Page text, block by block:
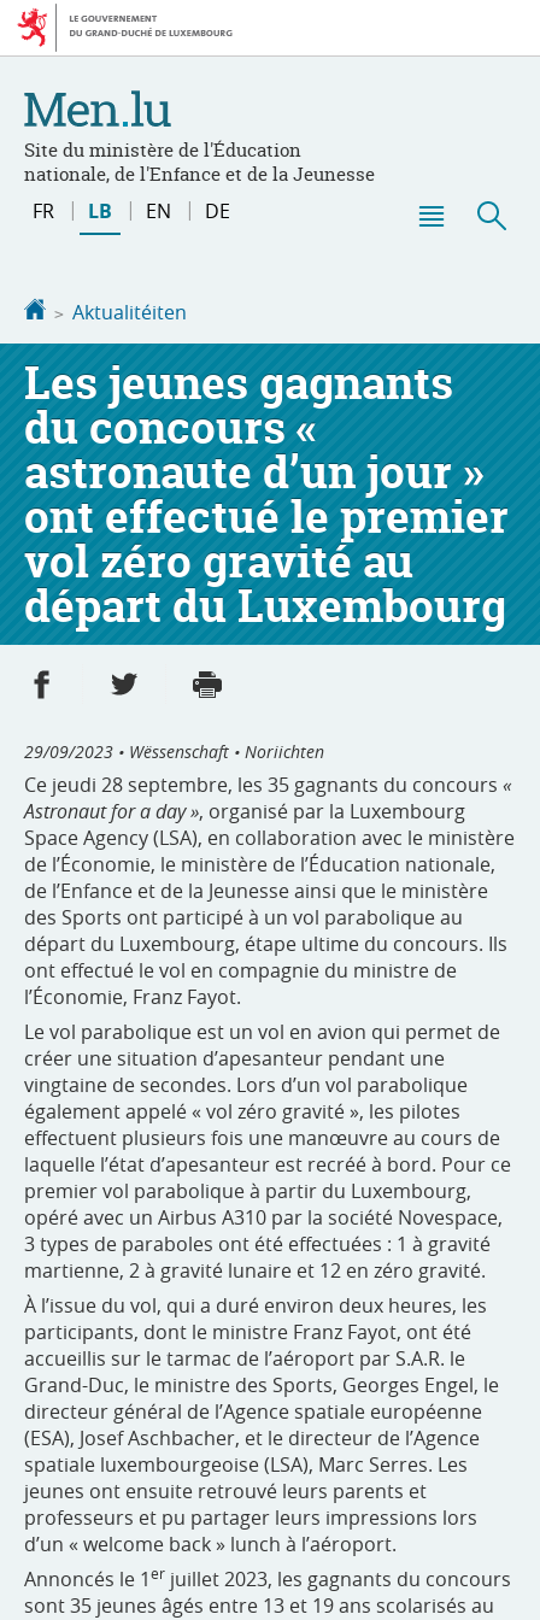
Bei
den
Aller
au
Site du ministère de l'Éducation
nationale, de l'Enfance et de la Jeunesse
Changer
FR LB EN DE
Startsäit
Aktualitéiten
Les jeunes gagnants
du concours «
astronaute d’un jour »
ont effectué le premier
vol zéro gravité au
départ du Luxembourg
Partager sur Facebook
Partager sur Twitter
29/09/2023 • Wëssenschaft • Noriichten
Ce jeudi 28 septembre, les 35 gagnants du concours «
Astronaut for a day », organisé par la Luxembourg
Space Agency (LSA), en collaboration avec le ministère
de l’Économie, le ministère de l’Éducation nationale,
de l’Enfance et de la Jeunesse ainsi que le ministère
des Sports ont participé à un vol parabolique au
départ du Luxembourg, étape ultime du concours. Ils
ont effectué le vol en compagnie du ministre de
l’Économie, Franz Fayot.
Le vol parabolique est un vol en avion qui permet de
créer une situation d’apesanteur pendant une
vingtaine de secondes. Lors d’un vol parabolique
également appelé « vol zéro gravité », les pilotes
effectuent plusieurs fois une manœuvre au cours de
laquelle l’état d’apesanteur est recréé à bord. Pour ce
premier vol parabolique à partir du Luxembourg,
opéré avec un Airbus A310 par la société Novespace,
3 types de paraboles ont été effectuées : 1 à gravité
martienne, 2 à gravité lunaire et 12 en zéro gravité.
À l’issue du vol, qui a duré environ deux heures, les
participants, dont le ministre Franz Fayot, ont été
accueillis sur le tarmac de l’aéroport par S.A.R. le
Grand-Duc, le ministre des Sports, Georges Engel, le
directeur général de l’Agence spatiale européenne
(ESA), Josef Aschbacher, et le directeur de l’Agence
spatiale luxembourgeoise (LSA), Marc Serres. Les
jeunes ont ensuite retrouvé leurs parents et
professeurs et pu partager leurs impressions lors
d’un « welcome back » lunch à l’aéroport.
Annoncés le 1er juillet 2023, les gagnants du concours
sont 35 jeunes âgés entre 13 et 19 ans scolarisés au